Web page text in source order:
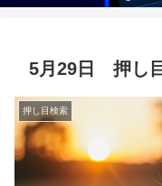
5月29日 押し
押し目検索